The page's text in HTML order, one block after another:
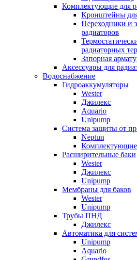
Комплектующие для
Кронштейны
Переходники и
радиаторов
радиаторных
Запорная
Аксессуары для
Водоснабжение
Гидроаккумуляторы
Wester
Джилекс
Aquario
Unipump
Система защиты от
Neptun
Расширительные баки
Wester
Джилекс
Unipump
Мембраны для баков
Wester
Unipump
Трубы ПНД
Джилекс
Автоматика для
Unipump
Aquario